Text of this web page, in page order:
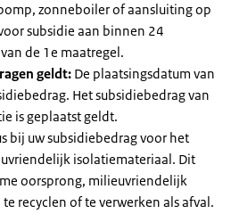
zonneboiler of aansluiting op
subsidie aan binnen 24
de 1e maatregel.
geldt: De plaatsingsdatum van
Het subsidiebedrag van
is geplaatst geldt.
bij uw subsidiebedrag voor het
isolatiemateriaal. Dit
oorsprong, milieuvriendelijk
recyclen of te verwerken als afval.